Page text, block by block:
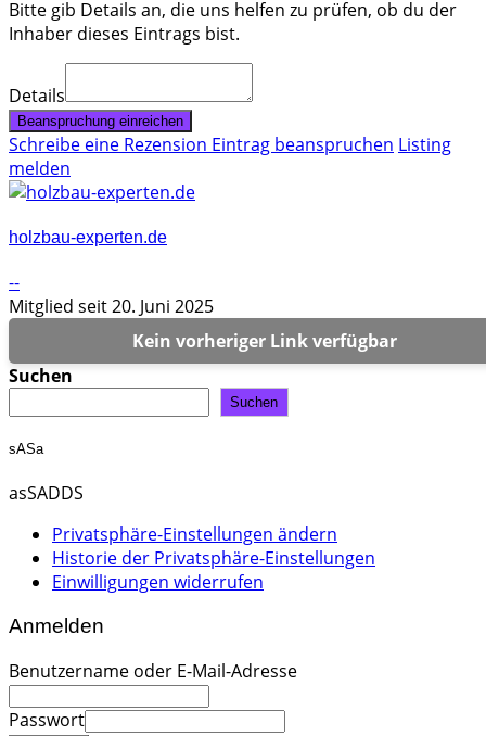
Bitte gib Details an, die uns helfen zu prüfen, ob du der
Inhaber dieses Eintrags bist.
Details
Beanspruchung einreichen
Schreibe eine Rezension Eintrag beanspruchen Listing
melden
holzbau-experten.de
--
Mitglied seit 20. Juni 2025
Kein vorheriger Link verfügbar
Suchen
Suchen
sASa
asSADDS
Privatsphäre-Einstellungen ändern
Historie der Privatsphäre-Einstellungen
Einwilligungen widerrufen
Anmelden
Benutzername oder E-Mail-Adresse
Passwort